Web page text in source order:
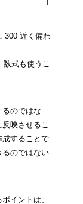
300 近く備わ
数式も使うこ
のではな
映させるこ
成することで
るのではない
イントは、